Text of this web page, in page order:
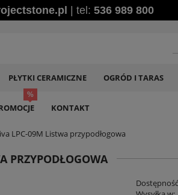
| tel: 536 989 800
PŁYTKI CERAMICZNE OGRÓD I TARAS
KONTAKT
LPC-09M Listwa przypodłogowa
PRZYPODŁOGOWA